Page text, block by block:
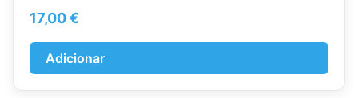
17,00€
Adicionar